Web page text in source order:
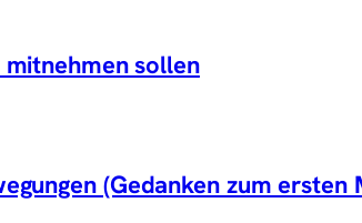
sollen
(Gedanken zum ersten